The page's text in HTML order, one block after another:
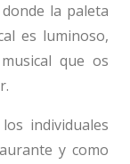
la paleta
es luminoso,
que os
individuales
y como